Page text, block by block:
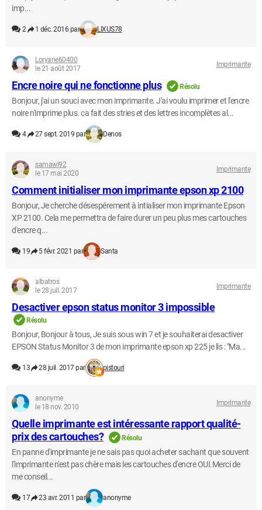
imp...
2 1 déc. 2016 par LIXUS78
Loryane60400
le 21 août 2017
Imprimante
Encre noire qui ne fonctionne plus Résolu
Bonjour, j'ai un souci avec mon imprimante. J'ai voulu imprimer et l'encre
noire n'imprime plus. ca fait des stries et des lettres incomplètes al...
4 27 sept. 2019 par Denos
samawi92
le 17 mai 2020
Imprimante
Comment initialiser mon imprimante epson xp 2100
Bonjour, Je cherche désespérement à intialiser mon imprimante Epson
XP 2100. Cela me permettra de faire durer un peu plus mes cartouches
d'encre q...
19 5 févr. 2021 par Santa
albatros
le 28 juil. 2017
Imprimante
Desactiver epson status monitor 3 impossible
Résolu
Bonjour, Bonjour à tous, Je suis sous win 7 et je souhaiterai desactiver
EPSON Status Monitor 3 de mon imprimante epson xp 225 je lis : "Ma...
13 28 juil. 2017 par pistouri
anonyme
le 18 nov. 2010
Imprimante
Quelle imprimante est intéressante rapport qualité-
prix des cartouches?
Résolu
En panne d'imprimante je ne sais pas quoi acheter sachant que souvent
l'imprimante n'est pas chère mais les cartouches d'encre OUI.Merci de
me conseil...
17 23 avr. 2011 par anonyme